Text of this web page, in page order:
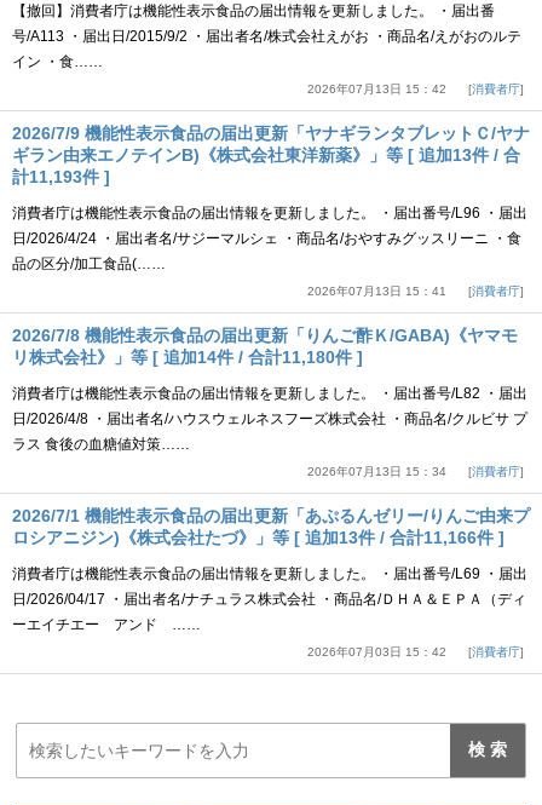
【撤回】消費者庁は機能性表示食品の届出情報を更新しました。 ・届出番
号/A113 ・届出日/2015/9/2 ・届出者名/株式会社えがお ・商品名/えがおのルテ
イン ・食……
2026年07月13日 15：42 消費者庁
2026/7/9 機能性表示食品の届出更新「ヤナギランタブレットＣ/ヤナ
ギラン由来エノテインB)《株式会社東洋新薬》」等 [ 追加13件 / 合
計11,193件 ]
消費者庁は機能性表示食品の届出情報を更新しました。 ・届出番号/L96 ・届出
日/2026/4/24 ・届出者名/サジーマルシェ ・商品名/おやすみグッスリーニ ・食
品の区分/加工食品(……
2026年07月13日 15：41 消費者庁
2026/7/8 機能性表示食品の届出更新「りんご酢Ｋ/GABA)《ヤマモ
リ株式会社》」等 [ 追加14件 / 合計11,180件 ]
消費者庁は機能性表示食品の届出情報を更新しました。 ・届出番号/L82 ・届出
日/2026/4/8 ・届出者名/ハウスウェルネスフーズ株式会社 ・商品名/クルビサ プ
ラス 食後の血糖値対策……
2026年07月13日 15：34 消費者庁
2026/7/1 機能性表示食品の届出更新「あぷるんゼリー/りんご由来プ
ロシアニジン)《株式会社たづ》」等 [ 追加13件 / 合計11,166件 ]
消費者庁は機能性表示食品の届出情報を更新しました。 ・届出番号/L69 ・届出
日/2026/04/17 ・届出者名/ナチュラス株式会社 ・商品名/ＤＨＡ＆ＥＰＡ（ディ
ーエイチエー アンド ……
2026年07月03日 15：42 消費者庁